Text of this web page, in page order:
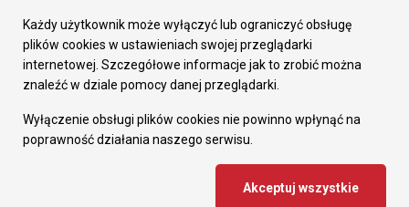
Pozostałe
Deklaracja dostępności
Dane osobowe
Dodaj opinię o witrynie
Projekt i wdrożenie - MIGOMEDIA
Każdy użytkownik może wyłączyć lub ograniczyć obsługę
plików cookies w ustawieniach swojej przeglądarki
internetowej. Szczegółowe informacje jak to zrobić można
znaleźć w dziale pomocy danej przeglądarki.
Wyłączenie obsługi plików cookies nie powinno wpłynąć na
poprawność działania naszego serwisu.
Akceptuj wszystkie